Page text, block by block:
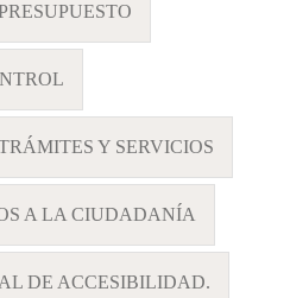
Y SERVICIOS
A LA CIUDADANÍA
DE ACCESIBILIDAD.